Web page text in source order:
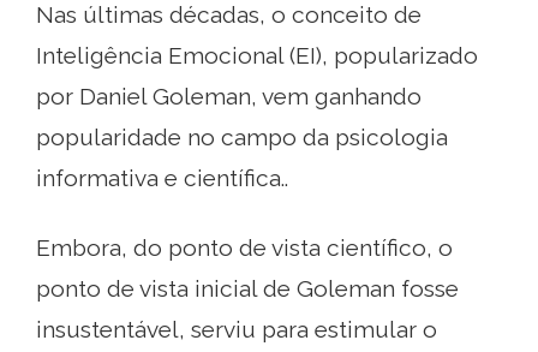
Nas últimas décadas, o conceito de
Inteligência Emocional (EI), popularizado
por Daniel Goleman, vem ganhando
popularidade no campo da psicologia
informativa e científica..
Embora, do ponto de vista científico, o
ponto de vista inicial de Goleman fosse
insustentável, serviu para estimular o